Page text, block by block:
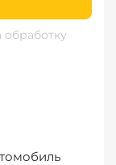
обработку